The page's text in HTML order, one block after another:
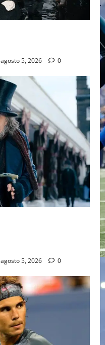
agosto 5, 2026 0
agosto 5, 2026 0